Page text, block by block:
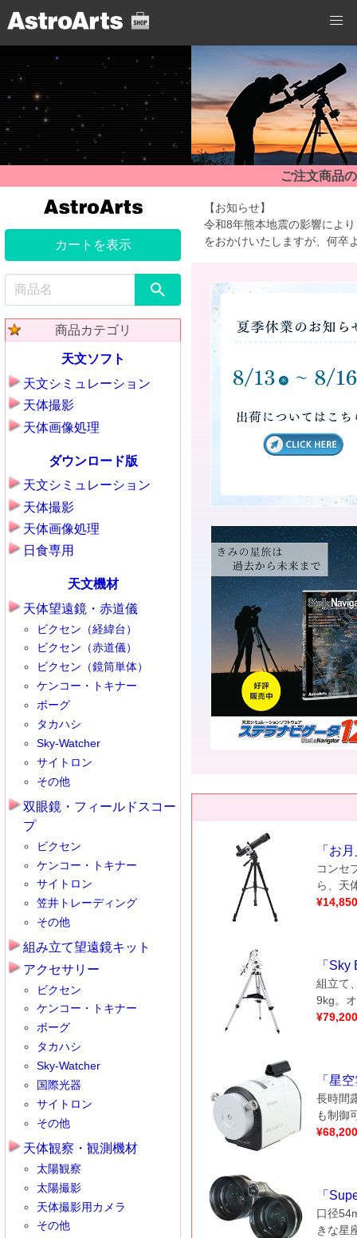
ご注文商品
カートを表示
商品カテゴリ
天文ソフト
天文シミュレーション
天体撮影
天体画像処理
ダウンロード版
天文シミュレーション
天体撮影
天体画像処理
日食専用
天文機材
天体望遠鏡・赤道儀
ビクセン（経緯台）
ビクセン（赤道儀）
ビクセン（鏡筒単体）
ケンコー・トキナー
ボーグ
タカハシ
Sky-Watcher
サイトロン
その他
双眼鏡・フィールドスコー
プ
ビクセン
ケンコー・トキナー
サイトロン
笠井トレーディング
その他
組み立て望遠鏡キット
アクセサリー
ビクセン
ケンコー・トキナー
ボーグ
タカハシ
Sky-Watcher
国際光器
サイトロン
その他
天体観察・観測機材
太陽観察
太陽撮影
天体撮影用カメラ
その他
【お知らせ】
令和8年熊本地震の影響によ
をおかけいたしますが、何卒
「 お
コンセ
ら、天
¥14,850
「 Sky
組立て
9kg。
¥79,200
「 星
長時間
も制御
¥68,200
「
口径
きな星